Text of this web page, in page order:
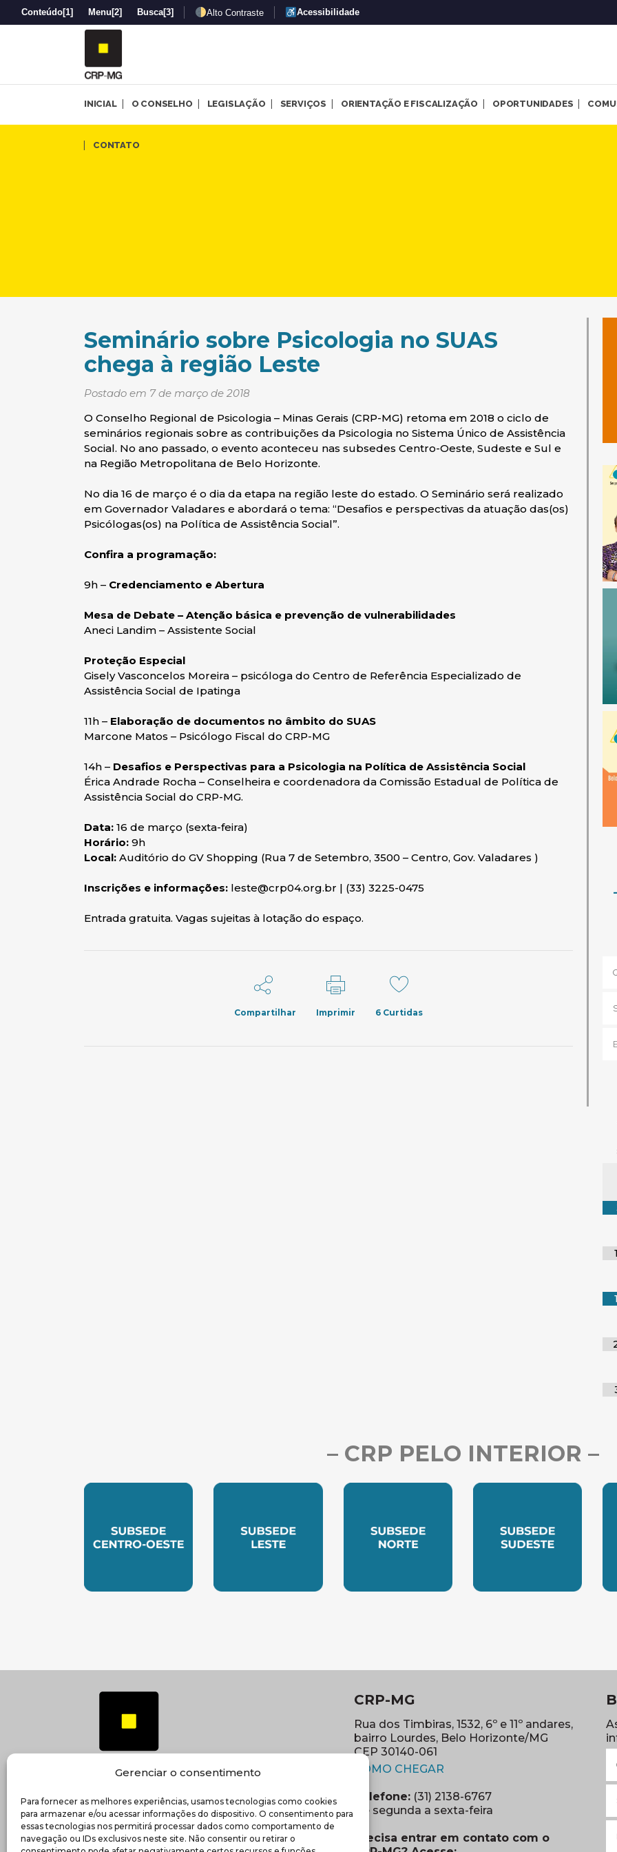
Conteúdo[1] Menu [2] Busca[3] Alto Contraste Acessibilidade
Gerenciar o consentimento
Para fornecer as melhores experiências, usamos tecnologias como cookies
para armazenar e/ou acessar informações do dispositivo. O consentimento para
essas tecnologias nos permitirá processar dados como comportamento de
navegação ou IDs exclusivos neste site. Não consentir ou retirar o
INICIAL O CONSELHO LEGISLAÇÃO SERVIÇOS ORIENTAÇÃO E FISCALIZAÇÃO OPORTUNIDADES
CONTATO
Seminário sobre Psicologia no SUAS chega à região
Seminário sobre Psicologia no SUAS
chega à região Leste
Postado em 7 de março de 2018
O Conselho Regional de Psicologia – Minas Gerais (CRP-MG) retoma em 2018 o ciclo de
seminários regionais sobre as contribuições da Psicologia no Sistema Único de Assistência
Social. No ano passado, o evento aconteceu nas subsedes Centro-Oeste, Sudeste e Sul e
na Região Metropolitana de Belo Horizonte.
No dia 16 de março é o dia da etapa na região leste do estado. O Seminário será realizado
em Governador Valadares e abordará o tema: “Desafios e perspectivas da atuação das(os)
Psicólogas(os) na Política de Assistência Social”.
Confira a programação:
9h – Credenciamento e Abertura
Mesa de Debate – Atenção básica e prevenção de vulnerabilidades
Aneci Landim – Assistente Social
Proteção Especial
Gisely Vasconcelos Moreira – psicóloga do Centro de Referência Especializado de
Assistência Social de Ipatinga
11h – Elaboração de documentos no âmbito do SUAS
Marcone Matos – Psicólogo Fiscal do CRP-MG
14h – Desafios e Perspectivas para a Psicologia na Política de Assistência Social
Érica Andrade Rocha – Conselheira e coordenadora da Comissão Estadual de Política de
Assistência Social do CRP-MG.
Data: 16 de março (sexta-feira)
Horário: 9h
Local: Auditório do GV Shopping (Rua 7 de Setembro, 3500 – Centro, Gov. Valadares )
Inscrições e informações: leste@crp04.org.br | (33) 3225-0475
Entrada gratuita. Vagas sujeitas à lotação do espaço.
Compartilhar Imprimir 6 Curtidas
– CRP PELO INTERIOR –
Transparência e prestação de contas(abre em nova janela)
CRP-MG
Rua dos Timbiras, 1532, 6º e 11º andares,
bairro Lourdes, Belo Horizonte/MG
CEP 30140-061
COMO CHEGAR(abre em nova janela)
Telefone:(31) 2138-6767
De segunda a sexta-feira
Precisa entrar em contato com o